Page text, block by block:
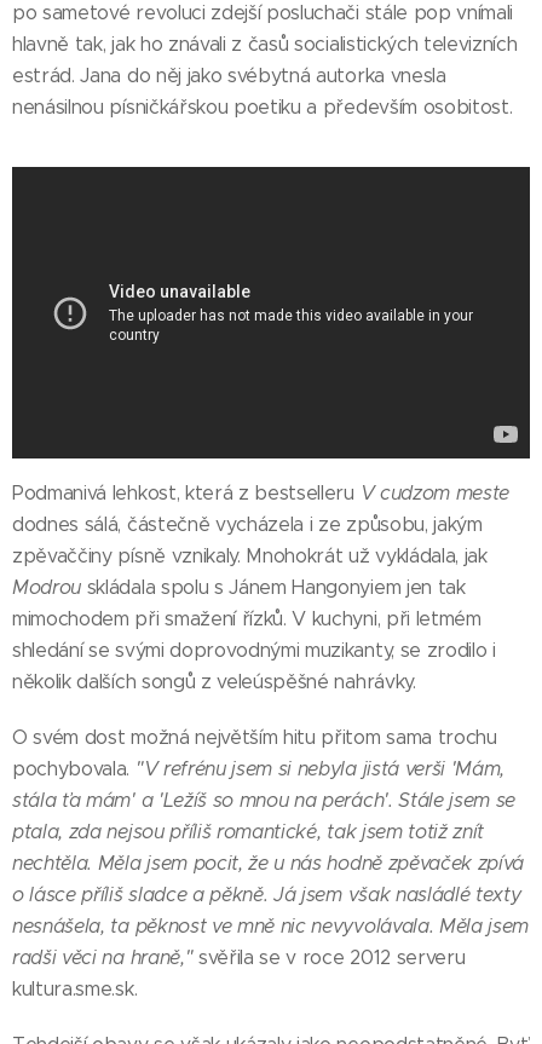
po sametové revoluci zdejší posluchači stále pop vnímali
hlavně tak, jak ho znávali z časů socialistických televizních
estrád. Jana do něj jako svébytná autorka vnesla
nenásilnou písničkářskou poetiku a především osobitost.
Podmanivá lehkost, která z bestselleru V cudzom meste
dodnes sálá, částečně vycházela i ze způsobu, jakým
zpěvaččiny písně vznikaly. Mnohokrát už vykládala, jak
Modrou skládala spolu s Jánem Hangonyiem jen tak
mimochodem při smažení řízků. V kuchyni, při letmém
shledání se svými doprovodnými muzikanty, se zrodilo i
několik dalších songů z veleúspěšné nahrávky.
O svém dost možná největším hitu přitom sama trochu
pochybovala. "V refrénu jsem si nebyla jistá verši 'Mám,
stála ťa mám' a 'Ležíš so mnou na perách'. Stále jsem se
ptala, zda nejsou příliš romantické, tak jsem totiž znít
nechtěla. Měla jsem pocit, že u nás hodně zpěvaček zpívá
o lásce příliš sladce a pěkně. Já jsem však nasládlé texty
nesnášela, ta pěknost ve mně nic nevyvolávala. Měla jsem
radši věci na hraně," svěřila se v roce 2012 serveru
kultura.sme.sk.